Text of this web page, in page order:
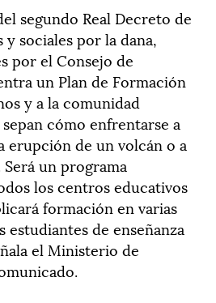
segundo Real Decreto de
y sociales por la dana,
por el Consejo de
un Plan de Formación
y a la comunidad
cómo enfrentarse a
erupción de un volcán o a
un programa
los centros educativos
formación en varias
estudiantes de enseñanza
el Ministerio de